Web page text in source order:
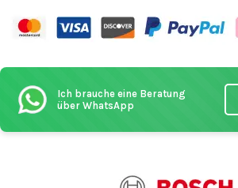
Ich brauche eine Beratung
über WhatsApp